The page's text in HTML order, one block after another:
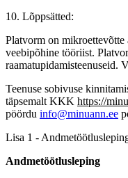
10. Lõppsätted:
Platvorm on mikroettevõtte
veebipõhine tööriist.
raamatupidamisteenuseid.
Teenuse sobivuse
täpsemalt KKK https://
pöördu info@minuann.ee
Lisa 1 -
Andmetöötlusleping